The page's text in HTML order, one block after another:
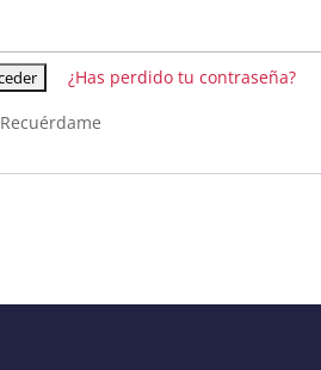
¿Has perdido tu contraseña?
Recuérdame